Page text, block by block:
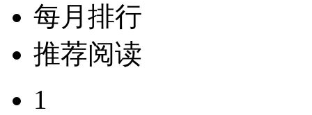
每月排行
推荐阅读
1